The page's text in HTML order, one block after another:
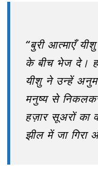
“बुरी आत्माएँ
के बीच भेज दे।
यीशु ने उन्हें
मनुष्य से
हज़ार सूअरों का
झील में जा गिरा